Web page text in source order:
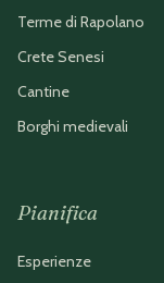
Terme di Rapolano
Crete Senesi
Cantine
Borghi medievali
Pianifica
Esperienze